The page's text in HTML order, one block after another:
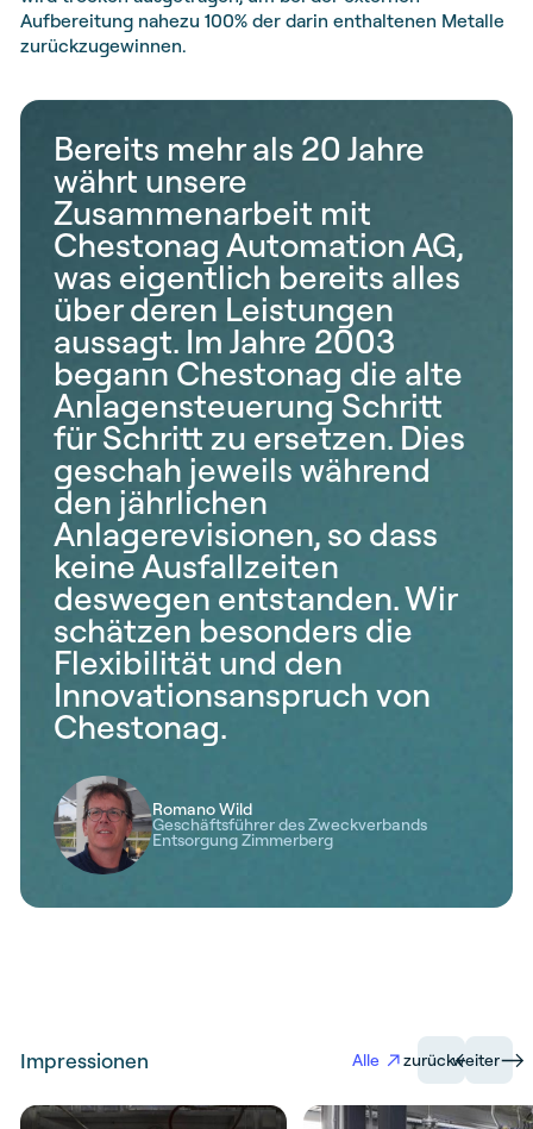
Aufbereitung nahezu 100% der darin enthaltenen Metalle
zurückzugewinnen.
Bereits mehr als 20 Jahre
währt unsere
Zusammenarbeit mit
Chestonag Automation AG,
was eigentlich bereits alles
über deren Leistungen
aussagt. Im Jahre 2003
begann Chestonag die alte
Anlagensteuerung Schritt
für Schritt zu ersetzen. Dies
geschah jeweils während
den jährlichen
Anlagerevisionen, so dass
keine Ausfallzeiten
deswegen entstanden. Wir
schätzen besonders die
Flexibilität und den
Innovationsanspruch von
Chestonag.
Romano Wild
Geschäftsführer des Zweckverbands
Entsorgung Zimmerberg
Impressionen Alle zurückweiter